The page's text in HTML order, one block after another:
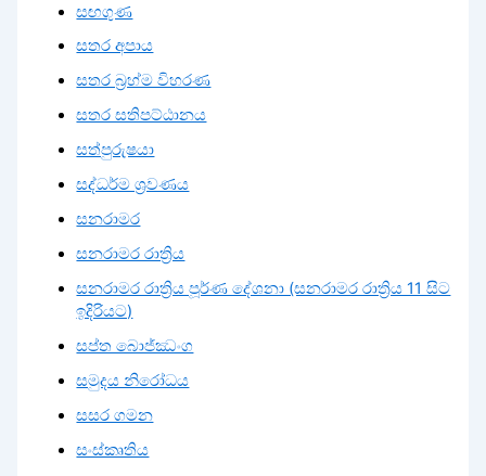
සඟගුණ
සතර අපාය
සතර බ්‍රහ්ම විහරණ
සතර සතිපට්ඨානය
සත්පුරුෂයා
සද්ධර්ම ශ්‍රවණය
සනරාමර
සනරාමර රාත්‍රිය
සනරාමර රාත්‍රිය පූර්ණ දේශනා (සනරාමර රාත්‍රිය 11 සිට
ඉදිරියට)
සප්ත බොජ්ඣංග
සමුදය නිරෝධය
සසර ගමන
සංස්කෘතිය